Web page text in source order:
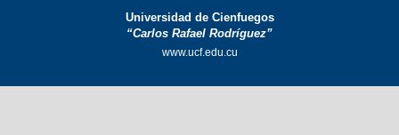
Universidad de Cienfuegos
“Carlos Rafael Rodríguez”
www.ucf.edu.cu